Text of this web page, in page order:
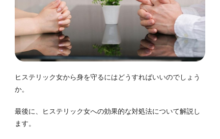
ヒステリック女から身を守るにはどうすればいいのでしょう
か。
最後に、ヒステリック女への効果的な対処法について解説し
ます。